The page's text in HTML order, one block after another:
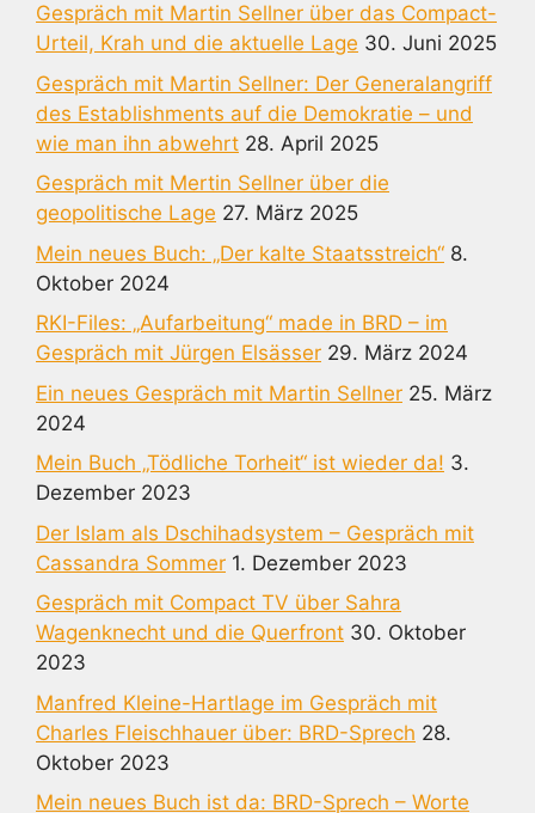
Gespräch mit Martin Sellner über das Compact-
Urteil, Krah und die aktuelle Lage 30. Juni 2025
Gespräch mit Martin Sellner: Der Generalangriff
des Establishments auf die Demokratie – und
wie man ihn abwehrt 28. April 2025
Gespräch mit Mertin Sellner über die
geopolitische Lage 27. März 2025
Mein neues Buch: „Der kalte Staatsstreich“ 8.
Oktober 2024
RKI-Files: „Aufarbeitung“ made in BRD – im
Gespräch mit Jürgen Elsässer 29. März 2024
Ein neues Gespräch mit Martin Sellner 25. März
2024
Mein Buch „Tödliche Torheit“ ist wieder da! 3.
Dezember 2023
Der Islam als Dschihadsystem – Gespräch mit
Cassandra Sommer 1. Dezember 2023
Gespräch mit Compact TV über Sahra
Wagenknecht und die Querfront 30. Oktober
2023
Manfred Kleine-Hartlage im Gespräch mit
Charles Fleischhauer über: BRD-Sprech 28.
Oktober 2023
Mein neues Buch ist da: BRD-Sprech – Worte